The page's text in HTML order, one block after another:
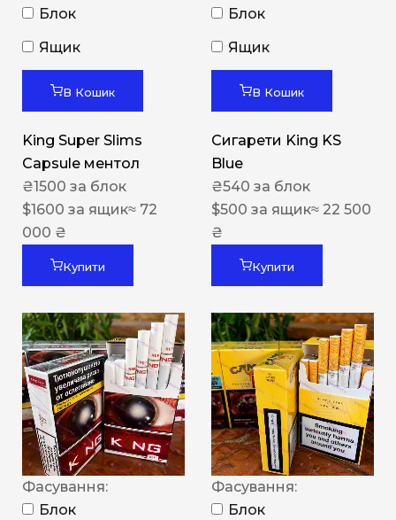
Блок
Ящик
В Кошик
King Super Slims
Capsule ментол
₴1500 за блок
$1600 за ящик≈ 72
000 ₴
Купити
Блок
Ящик
В Кошик
Сигарети King KS
Blue
₴540 за блок
$500 за ящик≈ 22 500
₴
Купити
Фасування:
Блок
Фасування:
Блок